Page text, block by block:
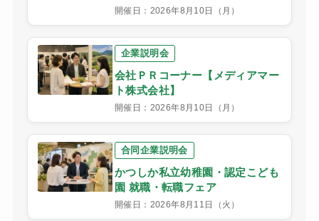
開催日：2026年8月10日（月）
企業説明会
会社ＰＲコーナー【メディアマー
ト株式会社】
開催日：2026年8月10日（月）
合同企業説明会
かつしか私立幼稚園・認定こども
園 就職・転職フェア
開催日：2026年8月11日（火）